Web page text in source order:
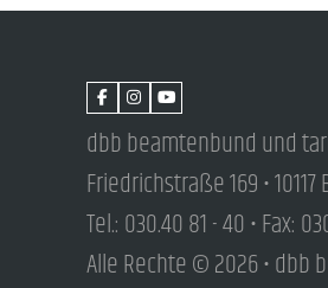
dbb beamtenbund und
Friedrichstraße 169 • 10117
Tel.: 030.40 81 - 40 • Fax:
Alle Rechte © 2026 • dbb